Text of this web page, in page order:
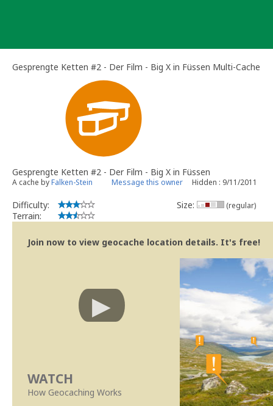
Gesprengte Ketten #2 - Der Film - Big X in Füssen Multi-Cache
Gesprengte Ketten #2 - Der Film - Big X in Füssen
A cache byFalken-Stein Message this owner Hidden : 9/11/2011
Difficulty:
Terrain:
Size: (regular)
Join now to view geocache location details. It's free!
WATCH
How Geocaching Works